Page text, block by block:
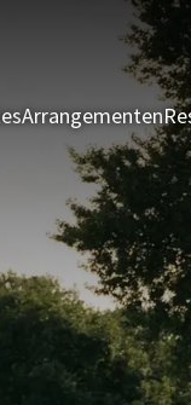
Arrangementen